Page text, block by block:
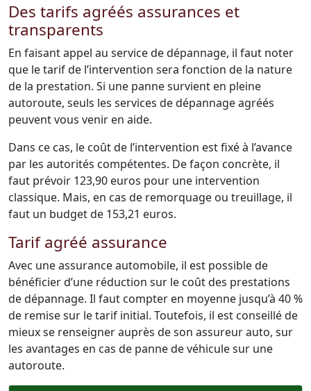
Des tarifs agréés assurances et
transparents
En faisant appel au service de dépannage, il faut noter
que le tarif de l’intervention sera fonction de la nature
de la prestation. Si une panne survient en pleine
autoroute, seuls les services de dépannage agréés
peuvent vous venir en aide.
Dans ce cas, le coût de l’intervention est fixé à l’avance
par les autorités compétentes. De façon concrète, il
faut prévoir 123,90 euros pour une intervention
classique. Mais, en cas de remorquage ou treuillage, il
faut un budget de 153,21 euros.
Tarif agréé assurance
Avec une assurance automobile, il est possible de
bénéficier d’une réduction sur le coût des prestations
de dépannage. Il faut compter en moyenne jusqu’à 40 %
de remise sur le tarif initial. Toutefois, il est conseillé de
mieux se renseigner auprès de son assureur auto, sur
les avantages en cas de panne de véhicule sur une
autoroute.